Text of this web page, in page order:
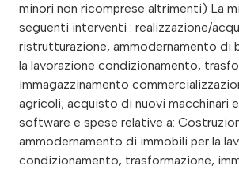
minori non ricomprese altrimenti) La
seguenti interventi : realizzazione/
ristrutturazione, ammodernamento di
la lavorazione condizionamento,
immagazzinamento
agricoli; acquisto di nuovi macchinari
software e spese relative a:
ammodernamento di immobili per la
condizionamento, trasformazione,